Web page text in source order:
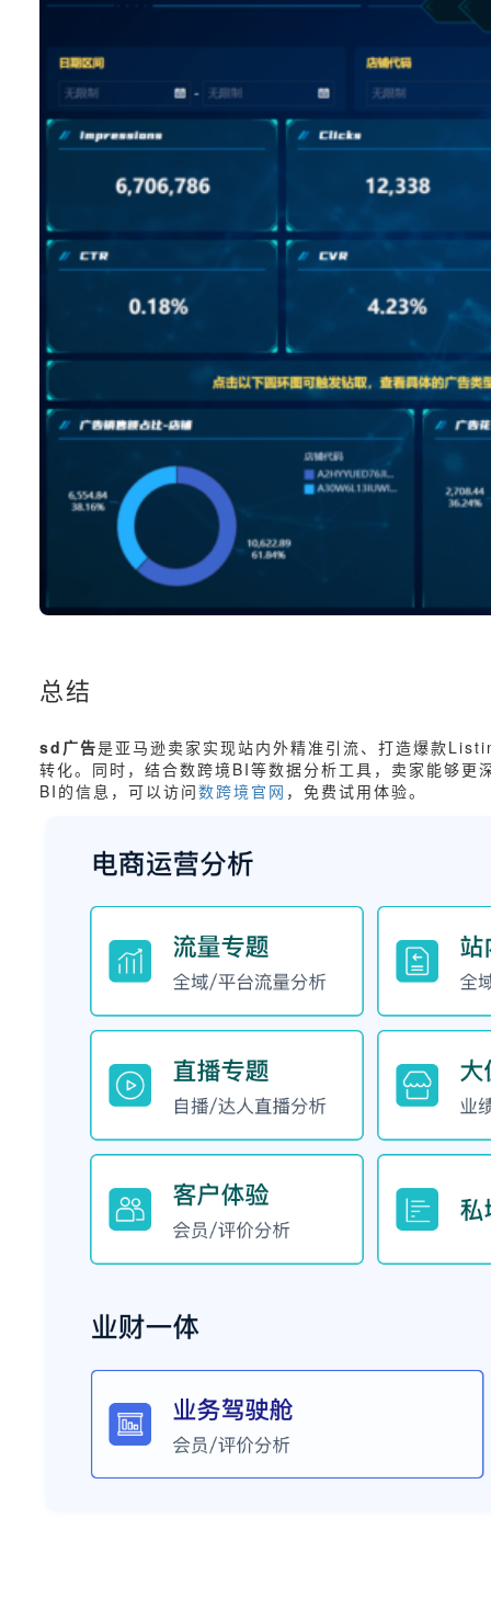
总结
sd广告是亚马逊卖家实现站内外精准引流、打造爆款
转化。同时，结合数跨境BI等数据分析工具，卖家能够更
BI的信息，可以访问数跨境官网 ，免费试用体验。